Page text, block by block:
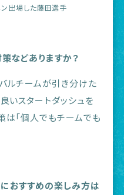
出場した藤田選手
などありますか？
ルチームが引き分けた
いスタートダッシュを
は「個人でもチームでも
おすすめの楽しみ方は